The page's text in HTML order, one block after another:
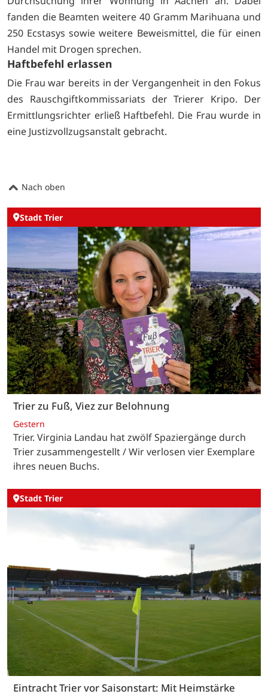
fanden die Beamten weitere 40 Gramm Marihuana und
250 Ecstasys sowie weitere Beweismittel, die für einen
Handel mit Drogen sprechen.
Haftbefehl erlassen
Die Frau war bereits in der Vergangenheit in den Fokus
des Rauschgiftkommissariats der Trierer Kripo. Der
Ermittlungsrichter erließ Haftbefehl. Die Frau wurde in
eine Justizvollzugsanstalt gebracht.
Nach oben
Stadt Trier
Trier zu Fuß, Viez zur Belohnung
Gestern
Trier. Virginia Landau hat zwölf Spaziergänge durch
Trier zusammengestellt / Wir verlosen vier Exemplare
ihres neuen Buchs.
Stadt Trier
Eintracht Trier vor Saisonstart: Mit Heimstärke